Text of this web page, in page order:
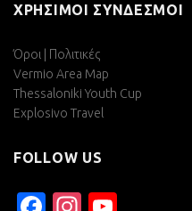
ΧΡΗΣΙΜΟΙ ΣΥΝΔΕΣΜΟΙ
Όροι | Πολιτικές
Vermio Area Map
Thessaloniki Youth Cup
Explosivo Travel
FOLLOW US